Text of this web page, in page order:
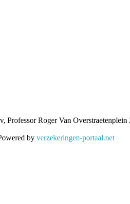
Professor Roger Van
by verzekeringen-portaal.net